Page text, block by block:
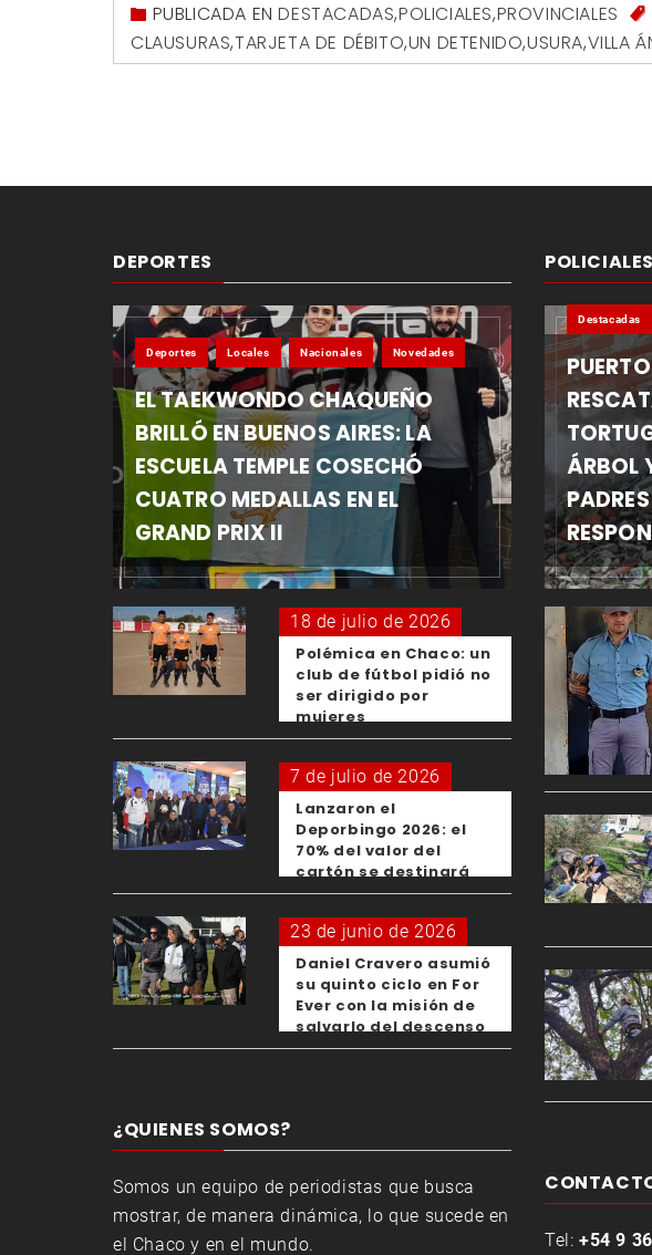
PUBLICADA ENDESTACADAS,POLICIALES,PROVINCIALES
CLAUSURAS,TARJETA DE DÉBITO,UN DETENIDO,USURA,VILLA
DEPORTES
Deportes Locales Nacionales Novedades
EL TAEKWONDO CHAQUEÑO
BRILLÓ EN BUENOS AIRES: LA
ESCUELA TEMPLE COSECHÓ
CUATRO MEDALLAS EN EL
GRAND PRIX II
18 de julio de 2026
Polémica en Chaco: un
club de fútbol pidió no
ser dirigido por
mujeres
7 de julio de 2026
Lanzaron el
Deporbingo 2026: el
70% del valor del
cartón se destinará
para los clubes
23 de junio de 2026
Daniel Cravero asumió
su quinto ciclo en For
Ever con la misión de
salvarlo del descenso
¿QUIENES SOMOS?
Somos un equipo de periodistas que busca
mostrar, de manera dinámica, lo que sucede en
el Chaco y en el mundo.
POLICIALES
Destacadas
ÁRBOL
Tel: +54 9